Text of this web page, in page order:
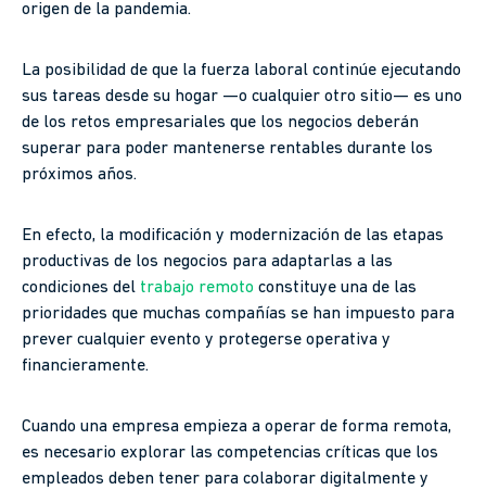
origen de la pandemia.
La posibilidad de que la fuerza laboral continúe ejecutando
sus tareas desde su hogar —o cualquier otro sitio— es uno
de los retos empresariales que los negocios deberán
superar para poder mantenerse rentables durante los
próximos años.
En efecto, la modificación y modernización de las etapas
productivas de los negocios para adaptarlas a las
condiciones del trabajo remoto constituye una de las
prioridades que muchas compañías se han impuesto para
prever cualquier evento y protegerse operativa y
financieramente.
Cuando una empresa empieza a operar de forma remota,
es necesario explorar las competencias críticas que los
empleados deben tener para colaborar digitalmente y